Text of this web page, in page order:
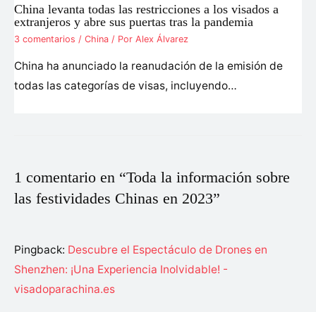
China levanta todas las restricciones a los visados a
extranjeros y abre sus puertas tras la pandemia
3 comentarios / China / Por Alex Álvarez
China ha anunciado la reanudación de la emisión de
todas las categorías de visas, incluyendo…
1 comentario en “Toda la información sobre
las festividades Chinas en 2023”
Pingback: Descubre el Espectáculo de Drones en
Shenzhen: ¡Una Experiencia Inolvidable! -
visadoparachina.es